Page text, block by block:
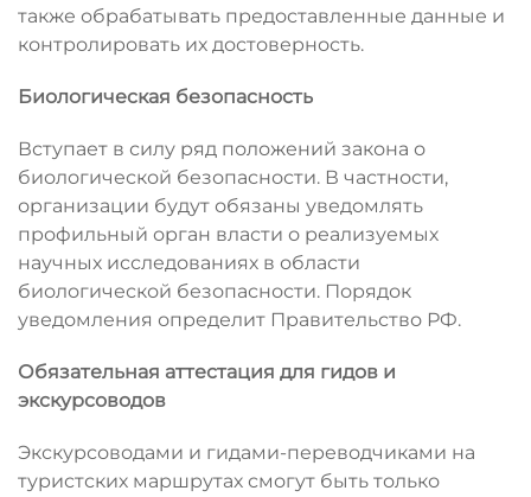
также обрабатывать предоставленные данные и
контролировать их достоверность.
Биологическая безопасность
Вступает в силу ряд положений закона о
биологической безопасности. В частности,
организации будут обязаны уведомлять
профильный орган власти о реализуемых
научных исследованиях в области
биологической безопасности. Порядок
уведомления определит Правительство РФ.
Обязательная аттестация для гидов и
экскурсоводов
Экскурсоводами и гидами-переводчиками на
туристских маршрутах смогут быть только